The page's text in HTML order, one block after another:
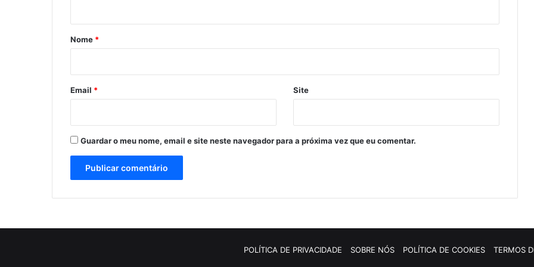
r
*
Nome *
Email * Site
Guardar o meu nome, email e site neste navegador para a próxima vez que eu comentar.
POLÍTICA DE PRIVACIDADE SOBRE NÓS POLÍTICA DE COOKIES TERMOS